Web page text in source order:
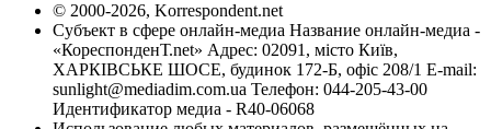
© 2000-2026, Korrespondent.net
Субъект в сфере онлайн-медиа Название онлайн-медиа -
«КореспонденТ.net» Адрес: 02091, місто Київ,
ХАРКІВСЬКЕ ШОСЕ, будинок 172-Б, офіс 208/1 E-mail:
sunlight@mediadim.com.ua Телефон: 044-205-43-00
Идентификатор медиа - R40-06068